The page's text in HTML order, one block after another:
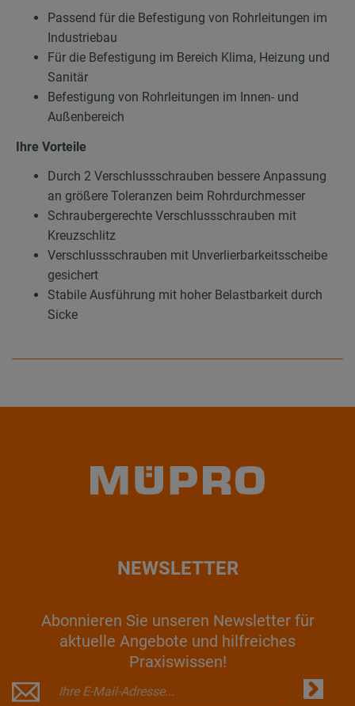
Passend für die Befestigung von Rohrleitungen im
Industriebau
Für die Befestigung im Bereich Klima, Heizung und
Sanitär
Befestigung von Rohrleitungen im Innen- und
Außenbereich
Ihre Vorteile
Durch 2 Verschlussschrauben bessere Anpassung
an größere Toleranzen beim Rohrdurchmesser
Schraubergerechte Verschlussschrauben mit
Kreuzschlitz
Verschlussschrauben mit Unverlierbarkeitsscheibe
gesichert
Stabile Ausführung mit hoher Belastbarkeit durch
Sicke
NEWSLETTER
Abonnieren Sie unseren Newsletter für
aktuelle Angebote und hilfreiches
Praxiswissen!